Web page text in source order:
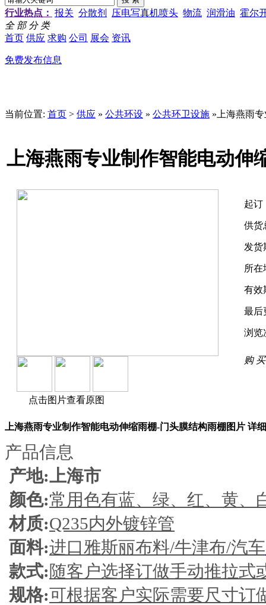
行业热点： 报关 分散剂 压电写真机喷头 物流 润滑油 霍尔
全 部 分 类
首页 供应 求购 公司 展会 资讯
免费发布信息
当前位置: 首页 > 供应 » 公共环设 » 公共环卫设施 »上海燕雨
上海燕雨专业制作智能电动伸
点击图片查看原图
起订
供货
发货
所在
有效
最后
浏览
购 买
上海燕雨专业制作智能电动伸缩雨棚-门头膜结构雨棚图片 详
产品信息
产地:上海市
颜色:常用色有蓝、绿、红、黄、
材质:Q235内外镀锌管
面料:进口雅斯丽布料/牛津布/汽车
款式:随客户选择订做手动推拉式
规格:可根据客户实际需要尺寸订